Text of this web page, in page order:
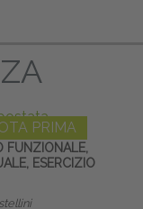
PRIMA
FUNZIONALE,
ESERCIZIO